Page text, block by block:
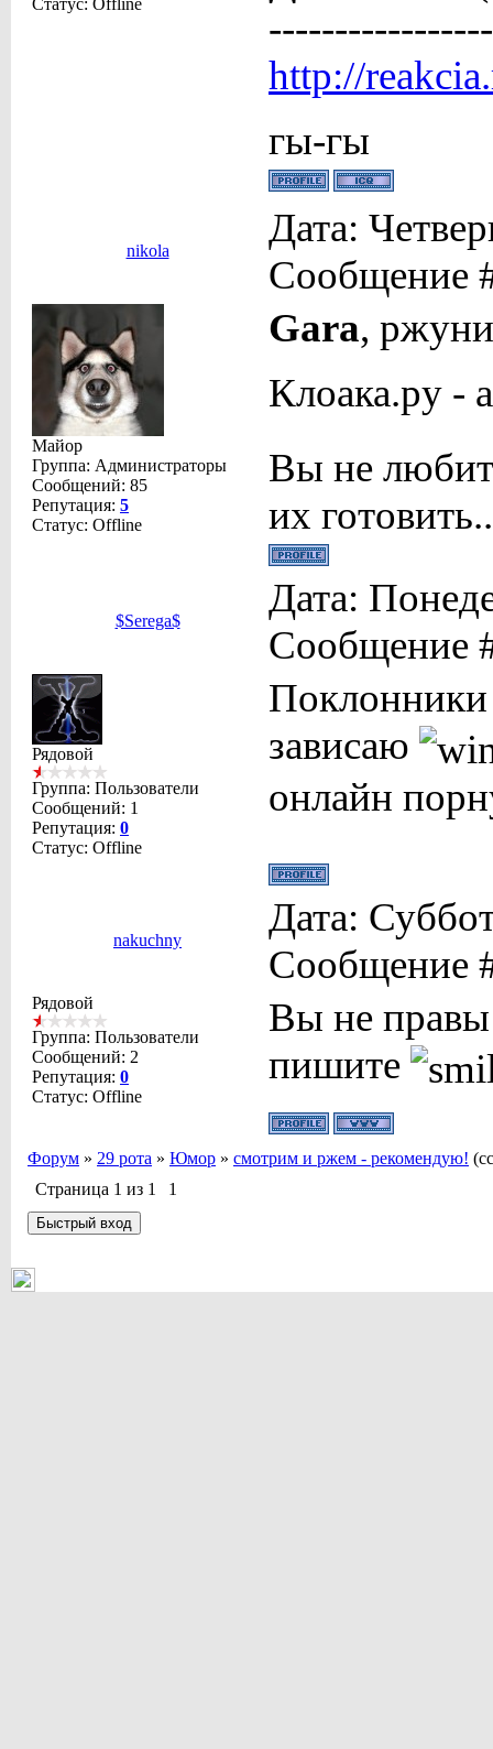
Статус: Offline
http://
гы-гы
nikola
Дата:
Сообщение
Майор
Группа: Администраторы
Сообщений: 85
Репутация: 5
Статус: Offline
Gara,
Клоака.ру
Вы не
их готовить..
$Serega$
Дата:
Сообщение
Рядовой
Группа: Пользователи
Сообщений: 1
Репутация: 0
Статус: Offline
Поклонники
зависаю
онлайн
nakuchny
Дата:
Сообщение
Рядовой
Группа: Пользователи
Сообщений: 2
Репутация: 0
Статус: Offline
Вы не правы
пишите
Форум » 29 рота » Юмор » смотрим и ржем - рекомендую!
Страница 1 из 1 1